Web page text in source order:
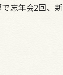
忘年会2回、